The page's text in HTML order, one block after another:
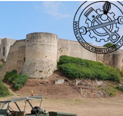
de Véhicules Militaires de toutes nationalités et de
sont à votre disposition pour vous venir en aide,